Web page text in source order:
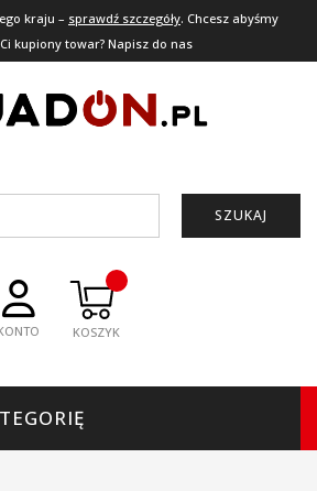
kraju – sprawdź szczegóły. Chcesz abyśmy
kupiony towar? Napisz do nas
SZUKAJ